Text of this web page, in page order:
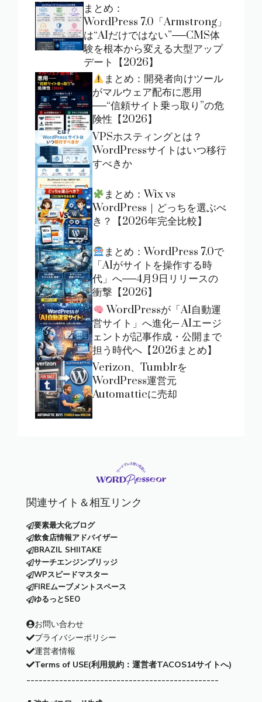
まとめ：
WordPress 7.0「Armstrong」
は“AIだけではない”──CMS体
験を根本から変える大型アップ
デート【2026】
まとめ：開発者向けツール
がマルウェア配布に悪用
──“信頼サイト乗っ取り”の危
険性【2026】
VPSホスティングとは？
WordPressサイトはいつ移行
すべきか
まとめ：Wix vs
WordPress｜どっちを選ぶべ
き？【2026年完全比較】
まとめ：WordPress 7.0で
「AIがサイトを操作する時
代」へ──4月9日リリースの
衝撃【2026】
WordPressが「AI自動運
営サイト」へ進化─ AIエージ
ェントが記事作成・公開まで
担う時代へ【2026まとめ】
Verizon、Tumblrを
WordPress運営元
Automatticに売却
関連サイト＆相互リンク
要素最大化ブログ
飲食店情報アドバイザー
BRAZIL SHIITAKE
サーチエンジンブリッジ
WPスピードマスター
FIREムーブメントスペース
ゆるっとSEO
お問い合わせ
プライバシーポリシー
運営者情報
Terms of USE(利用規約：運営者TACOS14サイトへ)
-----------------------------------------------